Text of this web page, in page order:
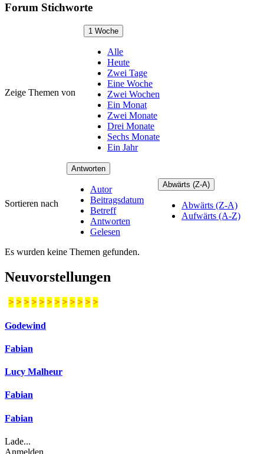
Forum Stichworte
Zeige Themen von
1 Woche
Alle
Heute
Zwei Tage
Eine Woche
Zwei Wochen
Ein Monat
Zwei Monate
Drei Monate
Sechs Monate
Ein Jahr
Sortieren nach
Antworten
Autor
Beitragsdatum
Betreff
Antworten
Gelesen
Abwärts (Z-A)
Abwärts (Z-A)
Aufwärts (A-Z)
Es wurden keine Themen gefunden.
Neuvorstellungen
> > > > > > > > > > > >
Godewind
Fabian
Lucy Malheur
Fabian
Fabian
Lade...
Anmelden